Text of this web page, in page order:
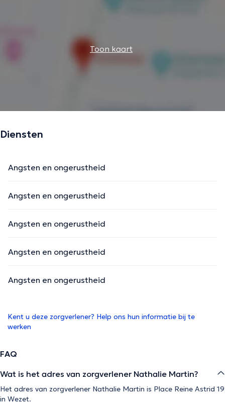
Toon kaart
Diensten
Angsten en ongerustheid
Angsten en ongerustheid
Angsten en ongerustheid
Angsten en ongerustheid
Angsten en ongerustheid
Kent u deze zorgverlener? Help ons hun informatie bij te
werken
FAQ
Wat is het adres van zorgverlener Nathalie Martin?
Het adres van zorgverlener Nathalie Martin is Place Reine Astrid 19
in Wezet.